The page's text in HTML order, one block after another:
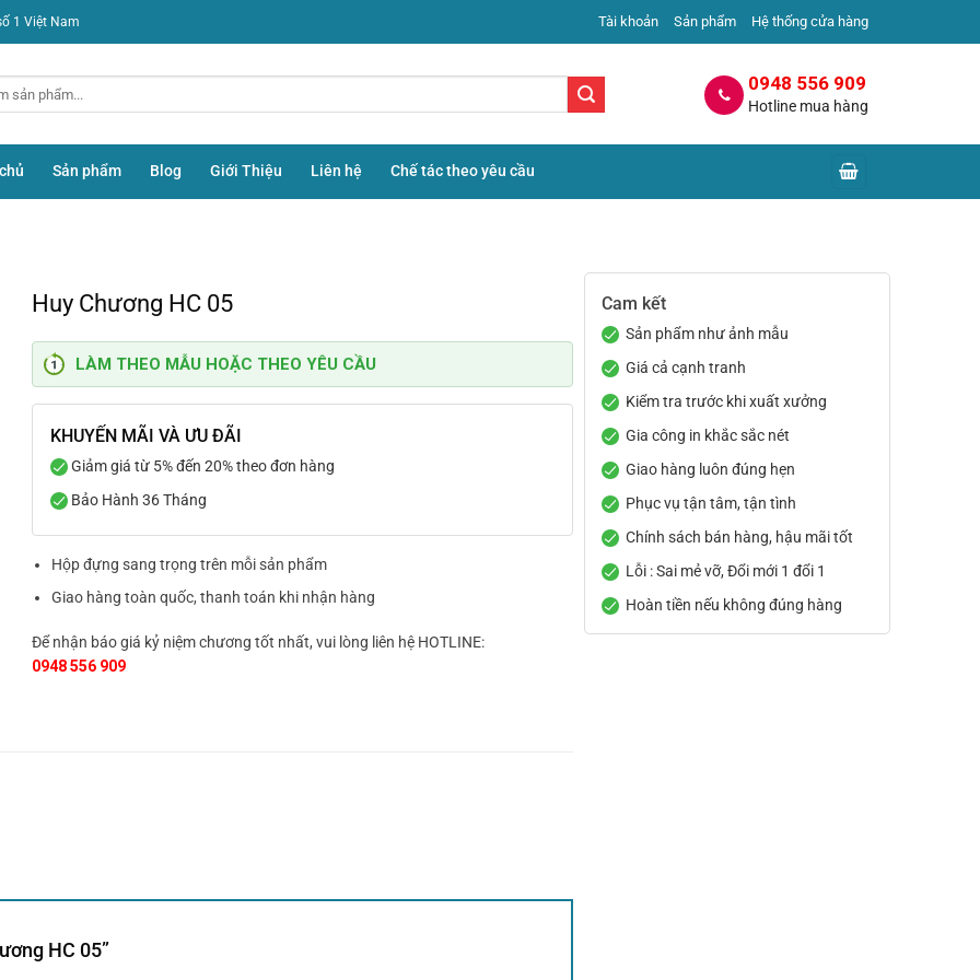
1 Việt Nam Tài khoản Sản phẩm Hệ thống cửa hàng
0948 556 909
Hotline mua hàng
Sản phẩm Blog Giới Thiệu Liên hệ Chế tác theo yêu cầu
Cam kết
Sản phẩm như ảnh mẫu
Giá cả cạnh tranh
Kiểm tra trước khi xuất xưởng
Gia công in khắc sắc nét
Giao hàng luôn đúng hẹn
Phục vụ tận tâm, tận tình
Chính sách bán hàng, hậu mãi tốt
Lỗi : Sai mẻ vỡ, Đổi mới 1 đổi 1
Hoàn tiền nếu không đúng hàng
Huy Chương HC 05
LÀM THEO MẪU HOẶC THEO YÊU CẦU
KHUYẾN MÃI VÀ ƯU ĐÃI
Giảm giá từ 5% đến 20% theo đơn hàng
Bảo Hành 36 Tháng
Hộp đựng sang trọng trên mỗi sản phẩm
Giao hàng toàn quốc, thanh toán khi nhận hàng
Để nhận báo giá kỷ niệm chương tốt nhất, vui lòng liên hệ HOTLINE:
0948 556 909
HC 05”